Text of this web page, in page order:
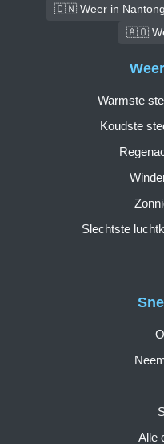
🇨🇳 Weer in Nantong
🇦🇴
Alle
Warmste
Koudste
Slechtste